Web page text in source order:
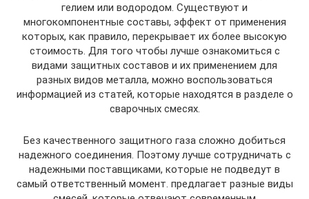
гелием или водородом. Существуют и
многокомпонентные составы, эффект от применения
которых, как правило, перекрывает их более высокую
стоимость. Для того чтобы лучше ознакомиться с
видами защитных составов и их применением для
разных видов металла, можно воспользоваться
информацией из статей, которые находятся в разделе о
сварочных смесях.
Без качественного защитного газа сложно добиться
надежного соединения. Поэтому лучше сотрудничать с
надежными поставщиками, которые не подведут в
самый ответственный момент. предлагает разные виды